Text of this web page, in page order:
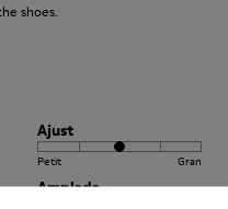
shoes.
Ajust
Petit Gran
Amplada